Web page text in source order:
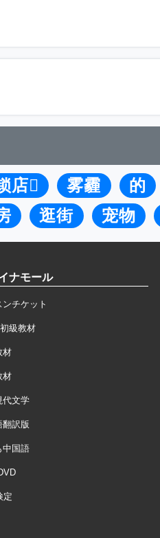
店 雾霾 的
逛街 宠物
ナモール
ンチケット
級教材
材
材
代文学
翻訳版
中国語
定